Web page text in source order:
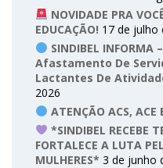
NOVIDADE PRA
EDUCAÇÃO! 17 de julho
SINDIBEL
Afastamento De
Lactantes De
2026
ATENÇÃO ACS, ACE
*SINDIBEL RECEBE
FORTALECE A LUTA
MULHERES* 3 de junho